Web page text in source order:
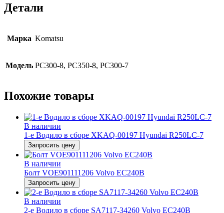
Детали
Марка Komatsu
Модель PC300-8, PC350-8, PC300-7
Похожие товары
В наличии
1-e Водило в сборе XKAQ-00197 Hyundai R250LC-7
Запросить цену
В наличии
Болт VOE901111206 Volvo EC240B
Запросить цену
В наличии
2-е Водило в сборе SA7117-34260 Volvo EC240B